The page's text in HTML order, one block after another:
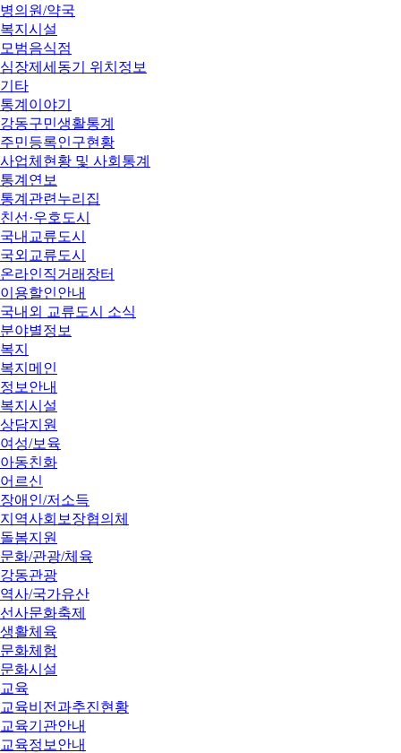
병의원/약국
복지시설
모범음식점
심장제세동기 위치정보
기타
통계이야기
강동구민생활통계
주민등록인구현황
사업체현황 및 사회통계
통계연보
통계관련누리집
친선·우호도시
국내교류도시
국외교류도시
온라인직거래장터
이용할인안내
국내외 교류도시 소식
분야별정보
복지
복지메인
정보안내
복지시설
상담지원
여성/보육
아동친화
어르신
장애인/저소득
지역사회보장협의체
돌봄지원
문화/관광/체육
강동관광
역사/국가유산
선사문화축제
생활체육
문화체험
문화시설
교육
교육비전과추진현황
교육기관안내
교육정보안내